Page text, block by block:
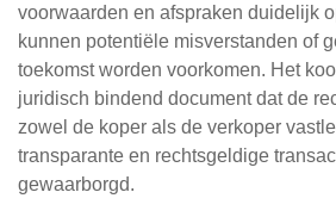
voorwaarden en afspraken duidelijk
kunnen potentiële misverstanden of
toekomst worden voorkomen. Het
juridisch bindend document dat de
zowel de koper als de verkoper
transparante en rechtsgeldige
gewaarborgd.